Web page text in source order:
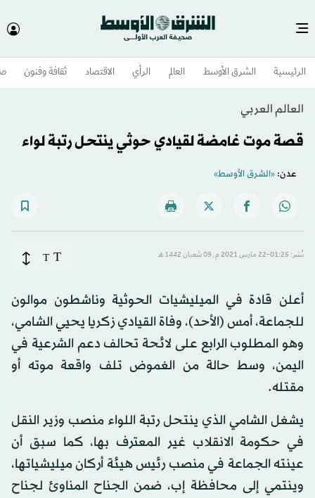
الرئيسية الشرق الأوسط​ العالم الرأي الاقتصاد ثقافة وفنون
العالم العربي
قصة موت غامضة لقيادي حوثي ينتحل رتبة لواء
عدن:«الشرق الأوسط»
نُشر: 01:25-22 مارس 2021 م ـ 09 شَعبان 1442 هـ T
T
أعلن قادة في الميليشيات الحوثية وناشطون موالون
للجماعة، أمس (الأحد)، وفاة القيادي زكريا يحيي الشامي،
وهو المطلوب الرابع على لائحة تحالف دعم الشرعية في
اليمن، وسط حالة من الغموض تلف واقعة موته أو
مقتله.
يشغل الشامي الذي ينتحل رتبة اللواء منصب وزير النقل
في حكومة الانقلاب غير المعترف بها، كما سبق أن
عينته الجماعة في منصب رئيس هيئة أركان ميليشياتها،
وينتمي إلى محافظة إب، ضمن الجناح المناوئ لجناح